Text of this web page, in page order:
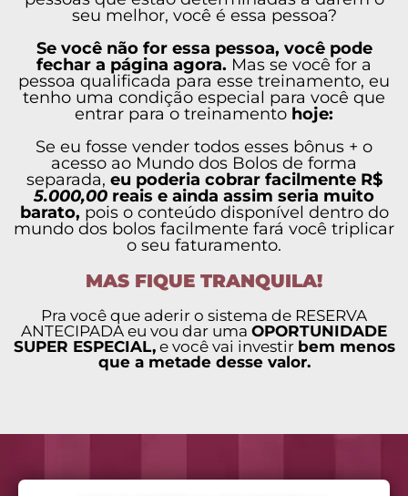
seu melhor, você é essa pessoa?
Se você não for essa pessoa, você pode
fechar a página agora. Mas se você for a
pessoa qualificada para esse treinamento, eu
tenho uma condição especial para você que
entrar para o treinamento hoje:
Se eu fosse vender todos esses bônus + o
acesso ao Mundo dos Bolos de forma
separada, eu poderia cobrar facilmente R$
5.000,00 reais e ainda assim seria muito
barato, pois o conteúdo disponível dentro do
mundo dos bolos facilmente fará você triplicar
o seu faturamento.
MAS FIQUE TRANQUILA!
Pra você que aderir o sistema de RESERVA
ANTECIPADA eu vou dar uma OPORTUNIDADE
SUPER ESPECIAL,e você vai investir bem menos
que a metade desse valor.